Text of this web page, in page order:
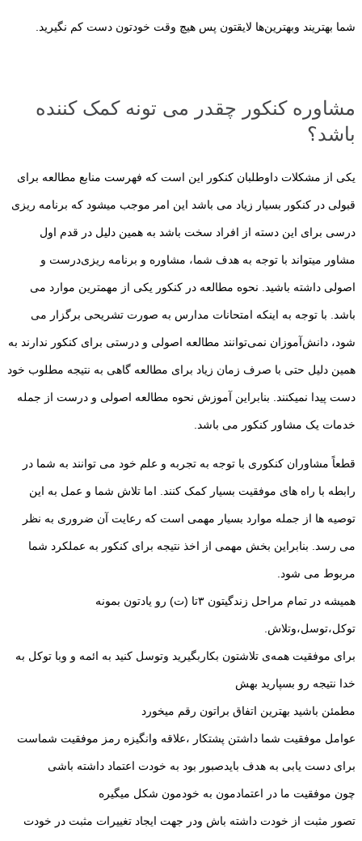
شما بهتریند وبهترین‌ها لایقتون پس هیچ وقت خودتون دست کم نگیرید.
مشاوره کنکور چقدر می تونه کمک کننده
باشد؟
یکی از مشکلات داوطلبان کنکور این است که فهرست منابع مطالعه برای
قبولی در کنکور بسیار زیاد می باشد این امر موجب میشود که برنامه ریزی
درسی برای این دسته از افراد سخت باشد به همین دلیل در قدم اول
مشاور میتواند با توجه به هدف شما، مشاوره و برنامه ریزی‌درست و
اصولی داشته باشید. نحوه مطالعه در کنکور یکی از مهمترین موارد می
باشد. با توجه به اینکه امتحانات مدارس به صورت تشریحی برگزار می
شود، دانش‌آموزان نمی‌توانند مطالعه اصولی و درستی برای کنکور ندارند به
همین دلیل حتی با صرف زمان زیاد برای مطالعه گاهی به نتیجه مطلوب خود
دست پیدا نمیکنند. بنابراین آموزش نحوه مطالعه اصولی و درست از جمله
خدمات یک مشاور کنکور می باشد.
قطعاً مشاوران کنکوری با توجه به تجربه و علم خود می توانند به شما در
رابطه با راه های موفقیت بسیار کمک کنند. اما تلاش شما و عمل‌ به این
توصیه ها از جمله موارد بسیار مهمی است که رعایت آن ضروری به نظر
می رسد. بنابراین بخش مهمی از اخذ نتیجه برای کنکور به عملکرد شما
مربوط می شود.
همیشه در تمام مراحل زندگیتون ۳تا (ت) رو یادتون بمونه
توکل،توسل،وتلاش.
برای موفقیت همه‌ی تلاشتون بکاربگیرید وتوسل کنید به ائمه و وبا توکل به
خدا نتیجه‌ رو بسپارید بهش
مطمئن باشید بهترین اتفاق براتون رقم میخورد
عوامل موفقیت شما داشتن پشتکار ،علاقه وانگیزه رمز موفقیت شماست
برای دست یابی به هدف بایدصبور بود به خودت اعتماد داشته باشی
چون موفقیت ما در اعتمادمون به خودمون شکل میگیره
تصور مثبت از خودت داشته باش ودر جهت ایجاد تغییرات مثبت در خودت